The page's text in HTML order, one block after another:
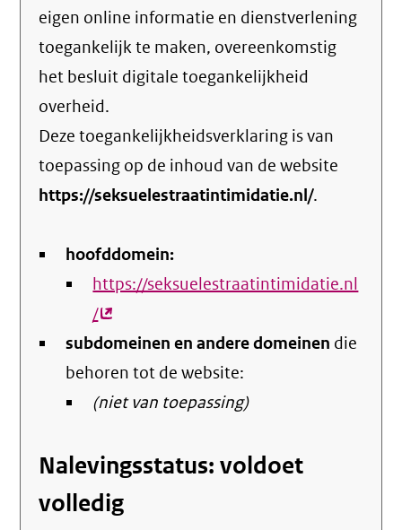
eigen online informatie en dienstverlening
toegankelijk te maken, overeenkomstig
het besluit digitale toegankelijkheid
overheid.
Deze toegankelijkheidsverklaring is van
toepassing op de inhoud van de website
https://seksuelestraatintimidatie.nl/.
hoofddomein:
https://seksuelestraatintimidatie.nl
/(externe
link)
subdomeinen en andere domeinen die
behoren tot de website:
(niet van toepassing)
Nalevingsstatus: voldoet
volledig